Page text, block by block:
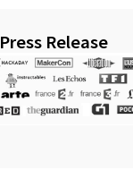
Press Release